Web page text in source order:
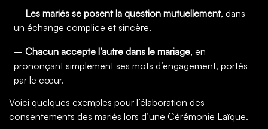
– Les mariés se posent la question mutuellement, dans
un échange complice et sincère.
– Chacun accepte l’autre dans le mariage, en
prononçant simplement ses mots d’engagement, portés
par le cœur.
Voici quelques exemples pour l’élaboration des
consentements des mariés lors d’une Cérémonie Laïque.